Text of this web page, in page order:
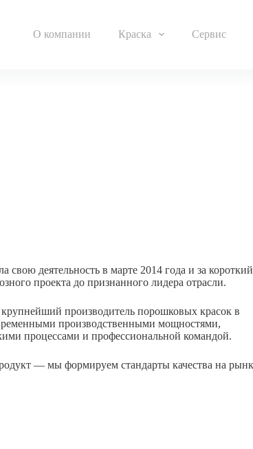
О компании Краска Сервис
свою деятельность в марте 2014 года и за короткий
проекта до признанного лидера отрасли.
производитель порошковых красок в
производственными мощностями,
процессами и профессиональной командой.
— мы формируем стандарты качества на